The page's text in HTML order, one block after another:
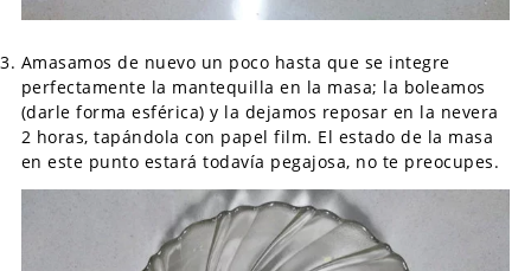
Amasamos de nuevo un poco hasta que se integre
perfectamente la mantequilla en la masa; la boleamos
(darle forma esférica) y la dejamos reposar en la nevera
2 horas, tapándola con papel film. El estado de la masa
en este punto estará todavía pegajosa, no te preocupes.